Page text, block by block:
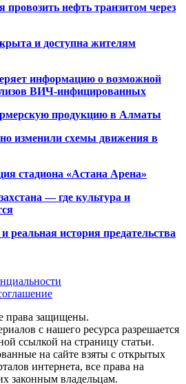
провозить нефть транзитом через
и доступна жителям
информацию о возможной
ВИЧ-инфицированных
продукцию в Алматы
изменили схемы движения в
стадиона «Астана Арена»
— где культура и
реальная история предательства
права защищены.
с нашего ресурса разрешается
ссылкой на страницу статьи.
на сайте взяты с открытых
интернета, все права на
законным владельцам.